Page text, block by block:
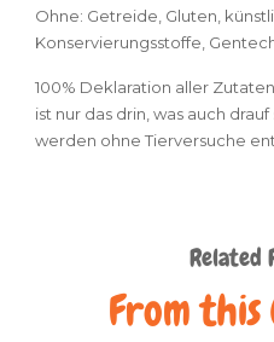
Ohne: Getreide, Gluten,
Konservierungsstoffe,
100% Deklaration aller
ist nur das drin, was auch
werden ohne Tierversuche
Related
From